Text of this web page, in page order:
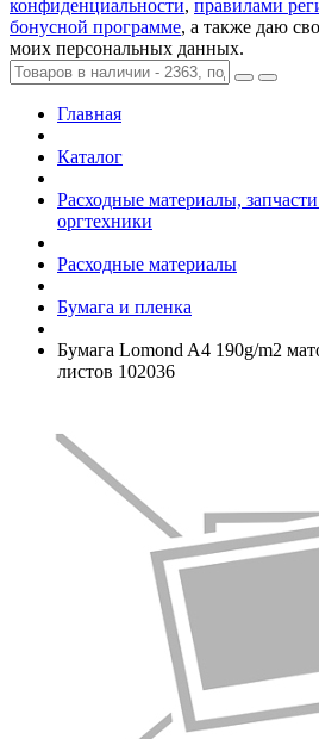
конфиденциальности, правилами
бонусной программе, а также даю
моих персональных данных.
Главная
Каталог
Расходные материалы,
оргтехники
Расходные материалы
Бумага и пленка
Бумага Lomond A4 190g/­m2
листов 102036